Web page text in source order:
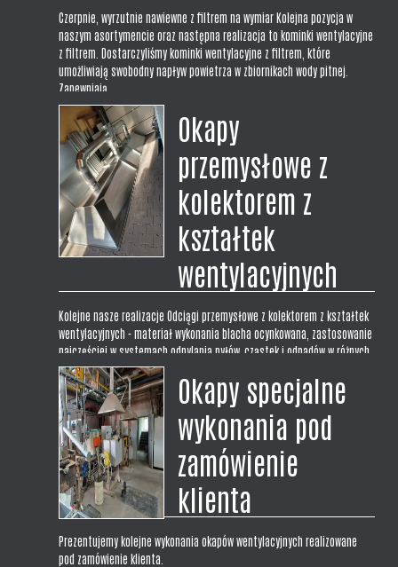
Czerpnie, wyrzutnie nawiewne z filtrem na wymiar Kolejna pozycja w
naszym asortymencie oraz następna realizacja to kominki wentylacyjne
z filtrem. Dostarczyliśmy kominki wentylacyjne z filtrem, które
umożliwiają swobodny napływ powietrza w zbiornikach wody pitnej.
Zapewniają...
Okapy
przemysłowe z
kolektorem z
kształtek
wentylacyjnych
Kolejne nasze realizacje Odciągi przemysłowe z kolektorem z kształtek
wentylacyjnych - materiał wykonania blacha ocynkowana, zastosowanie
najczęściej w systemach odpylania pyłów, cząstek i odpadów w różnych
procesach technologicznych takich jak spawanie czy odciąg wiórów w...
Okapy specjalne
wykonania pod
zamówienie
klienta
Prezentujemy kolejne wykonania okapów wentylacyjnych realizowane
pod zamówienie klienta.